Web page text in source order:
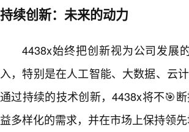
持续创新：未来的动力
4438x始终把创新视为公司发展
入，特别是在人工智能、大数据、云
通过持续的技术创新，4438x将不🎯
益多样化的需求，并在市场上保持领先